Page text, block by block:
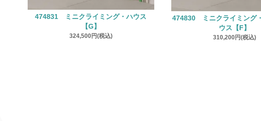
474831 ミニクライミング・ハウス
【G】
324,500円(税込)
474830 ミニクライミング
ウス【F】
310,200円(税込)